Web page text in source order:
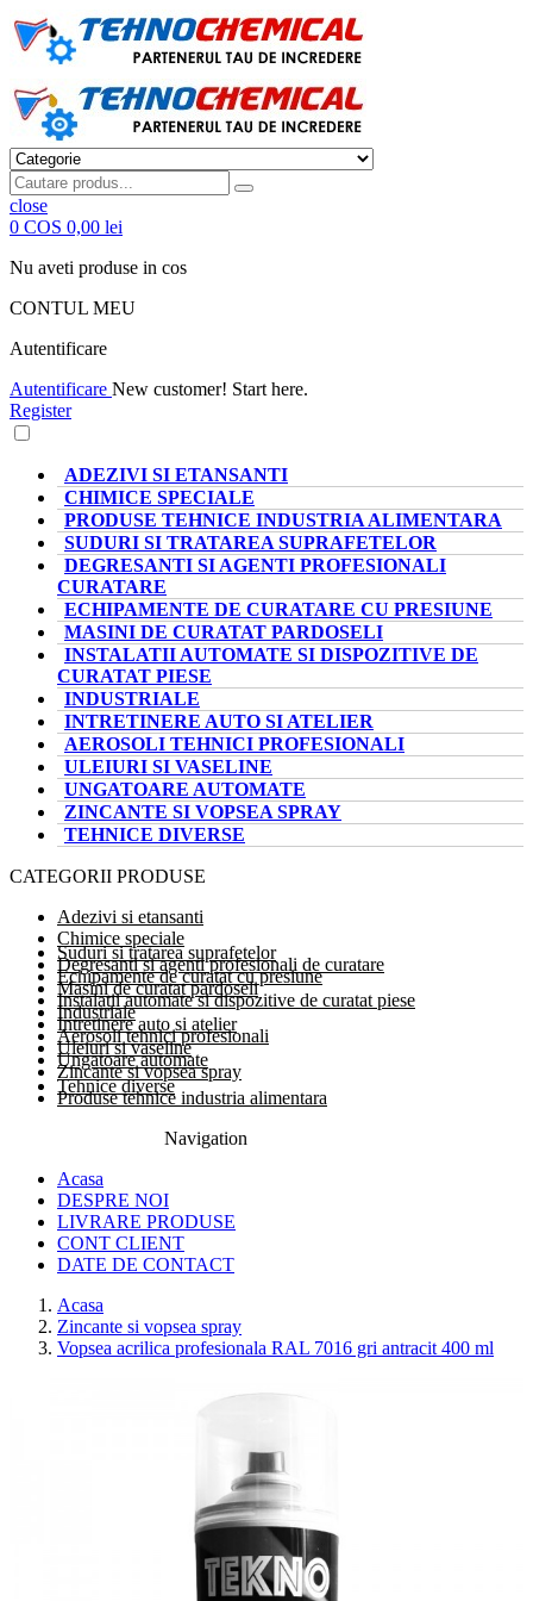
close
0 COS 0,00 lei
Nu aveti produse in cos
CONTUL MEU
Autentificare
Autentificare New customer! Start here.
Register
ADEZIVI SI ETANSANTI
CHIMICE SPECIALE
PRODUSE TEHNICE INDUSTRIA ALIMENTARA
SUDURI SI TRATAREA SUPRAFETELOR
DEGRESANTI SI AGENTI PROFESIONALI
CURATARE
ECHIPAMENTE DE CURATARE CU PRESIUNE
MASINI DE CURATAT PARDOSELI
INSTALATII AUTOMATE SI DISPOZITIVE DE
CURATAT PIESE
INDUSTRIALE
INTRETINERE AUTO SI ATELIER
AEROSOLI TEHNICI PROFESIONALI
ULEIURI SI VASELINE
UNGATOARE AUTOMATE
ZINCANTE SI VOPSEA SPRAY
TEHNICE DIVERSE
CATEGORII PRODUSE
Adezivi si etansanti
Chimice speciale
Suduri si tratarea suprafetelor
Degresanti si agenti profesionali de curatare
Echipamente de curatat cu presiune
Masini de curatat pardoseli
Instalatii automate si dispozitive de curatat piese
Industriale
Intretinere auto si atelier
Aerosoli tehnici profesionali
Uleiuri si vaseline
Ungatoare automate
Zincante si vopsea spray
Tehnice diverse
Produse tehnice industria alimentara
Navigation
Acasa
DESPRE NOI
LIVRARE PRODUSE
CONT CLIENT
DATE DE CONTACT
Acasa
Zincante si vopsea spray
Vopsea acrilica profesionala RAL 7016 gri antracit 400 ml